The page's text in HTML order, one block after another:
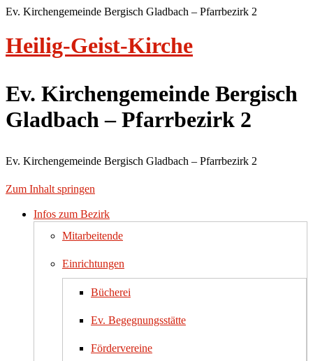
Ev. Kirchengemeinde Bergisch Gladbach – Pfarrbezirk 2
Heilig-Geist-Kirche
Ev. Kirchengemeinde Bergisch
Gladbach – Pfarrbezirk 2
Ev. Kirchengemeinde Bergisch Gladbach – Pfarrbezirk 2
Zum Inhalt springen
Infos zum Bezirk
Mitarbeitende
Einrichtungen
Bücherei
Ev. Begegnungsstätte
Fördervereine